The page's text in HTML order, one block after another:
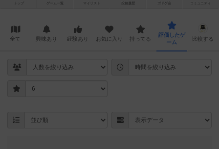
トップ ゲーム一覧 マイリスト 投稿履歴 ボ ドゲ コミュニティ
全て 興味あり 経験あり お気に入り 持ってる
評価したゲ
ーム
比較する